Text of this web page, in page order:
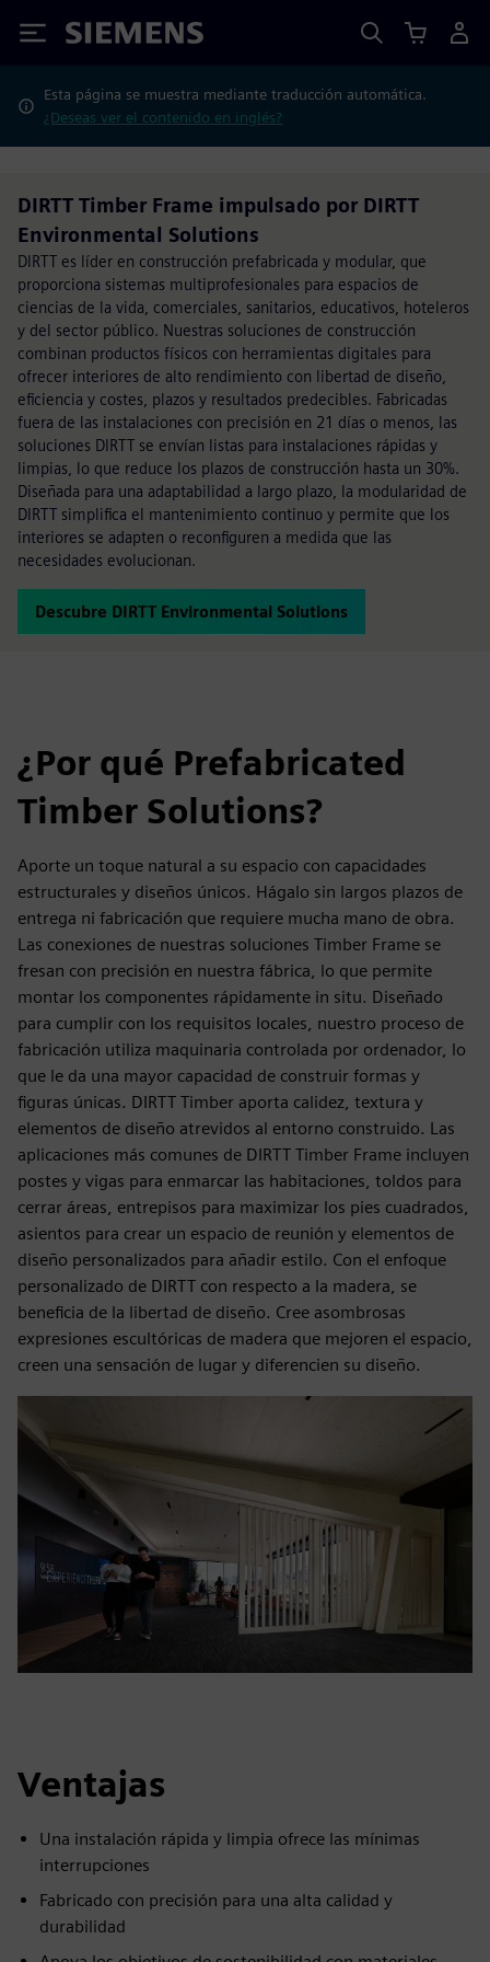
Siemens
Esta página se muestra mediante traducción automática.
¿Deseas ver el contenido en inglés?
DIRTT Timber Frame impulsado por DIRTT
Environmental Solutions
DIRTT es líder en construcción prefabricada y modular, que
proporciona sistemas multiprofesionales para espacios de
ciencias de la vida, comerciales, sanitarios, educativos, hoteleros
y del sector público. Nuestras soluciones de construcción
combinan productos físicos con herramientas digitales para
ofrecer interiores de alto rendimiento con libertad de diseño,
eficiencia y costes, plazos y resultados predecibles. Fabricadas
fuera de las instalaciones con precisión en 21 días o menos, las
soluciones DIRTT se envían listas para instalaciones rápidas y
limpias, lo que reduce los plazos de construcción hasta un 30%.
Diseñada para una adaptabilidad a largo plazo, la modularidad de
DIRTT simplifica el mantenimiento continuo y permite que los
interiores se adapten o reconfiguren a medida que las
necesidades evolucionan.
Descubre DIRTT Environmental Solutions
¿Por qué Prefabricated
Timber Solutions?
Aporte un toque natural a su espacio con capacidades
estructurales y diseños únicos. Hágalo sin largos plazos de
entrega ni fabricación que requiere mucha mano de obra.
Las conexiones de nuestras soluciones Timber Frame se
fresan con precisión en nuestra fábrica, lo que permite
montar los componentes rápidamente in situ. Diseñado
para cumplir con los requisitos locales, nuestro proceso de
fabricación utiliza maquinaria controlada por ordenador, lo
que le da una mayor capacidad de construir formas y
figuras únicas. DIRTT Timber aporta calidez, textura y
elementos de diseño atrevidos al entorno construido. Las
aplicaciones más comunes de DIRTT Timber Frame incluyen
postes y vigas para enmarcar las habitaciones, toldos para
cerrar áreas, entrepisos para maximizar los pies cuadrados,
asientos para crear un espacio de reunión y elementos de
diseño personalizados para añadir estilo. Con el enfoque
personalizado de DIRTT con respecto a la madera, se
beneficia de la libertad de diseño. Cree asombrosas
expresiones escultóricas de madera que mejoren el espacio,
creen una sensación de lugar y diferencien su diseño.
Ventajas
Una instalación rápida y limpia ofrece las mínimas
interrupciones
Fabricado con precisión para una alta calidad y
durabilidad